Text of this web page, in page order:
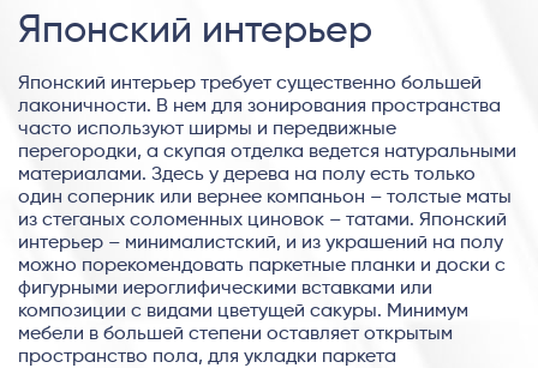
Японский интерьер
Японский интерьер требует существенно большей
лаконичности. В нем для зонирования пространства
часто используют ширмы и передвижные
перегородки, а скупая отделка ведется натуральными
материалами. Здесь у дерева на полу есть только
один соперник или вернее компаньон – толстые маты
из стеганых соломенных циновок – татами. Японский
интерьер – минималистский, и из украшений на полу
можно порекомендовать паркетные планки и доски с
фигурными иероглифическими вставками или
композиции с видами цветущей сакуры. Минимум
мебели в большей степени оставляет открытым
пространство пола, для укладки паркета